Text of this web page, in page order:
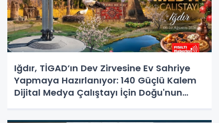
Iğdır, TİGAD’ın Dev Zirvesine Ev Sahriye
Yapmaya Hazırlanıyor: 140 Güçlü Kalem
Dijital Medya Çalıştayı İçin Doğu'nun